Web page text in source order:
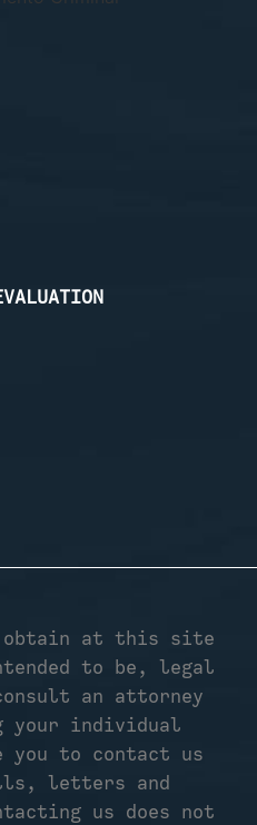
obtain at this site
to be, legal
an attorney
your individual
to contact us
letters and
us does not